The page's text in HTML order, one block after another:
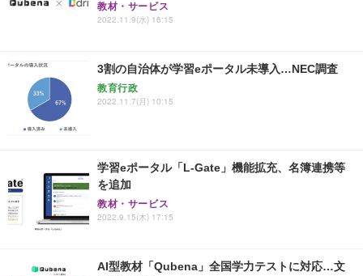
教材・サービス
2022.11.9(水) 16:15
3割の自治体が学習eポータル未導入…NEC調査
教育行政
2022.11.7(月) 10:15
学習eポータル「L-Gate」機能拡充、名簿連携等
を追加
教材・サービス
2022.9.15(木) 17:15
AI型教材「Qubena」全国学力テストに対応…文